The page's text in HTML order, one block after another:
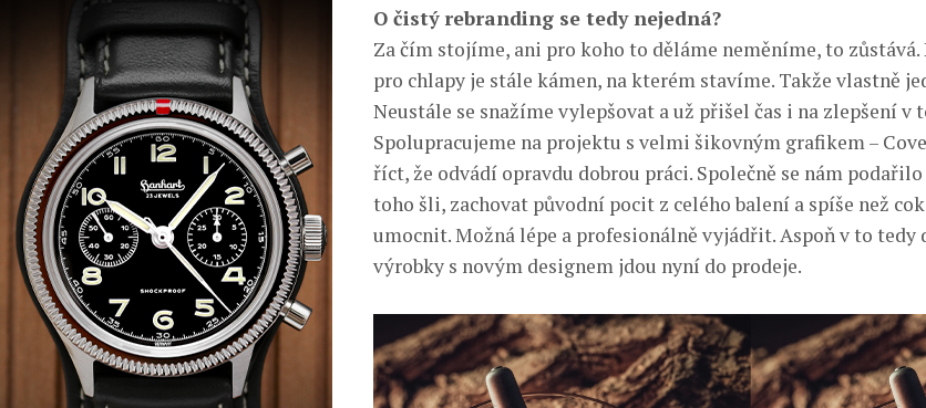
O čistý rebranding se tedy nejedná?
Za čím stojíme, ani pro koho to děláme neměníme, to zůstává.
pro chlapy je stále kámen, na kterém stavíme. Takže vlastně
Neustále se snažíme vylepšovat a už přišel čas i na zlepšení v
Spolupracujeme na projektu s velmi šikovným grafikem –
říct, že odvádí opravdu dobrou práci. Společně se nám podařilo
toho šli, zachovat původní pocit z celého balení a spíše než
umocnit. Možná lépe a profesionálně vyjádřit. Aspoň v to tedy
výrobky s novým designem jdou nyní do prodeje.